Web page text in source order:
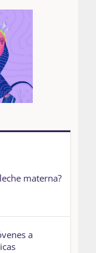
materna?
a